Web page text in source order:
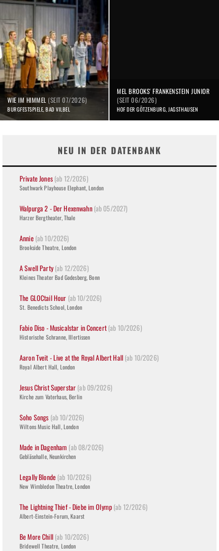
WIE IM HIMMEL (SEIT 07/2026)
BURGFESTSPIELE, BAD VILBEL
MEL BROOKS' FRANKENSTEIN JUNIOR
(SEIT 06/2026)
HOF DER GÖTZENBURG, JAGSTHAUSEN
NEU IN DER DATENBANK
Private Jones(ab 12/2026)
Southwark Playhouse Elephant, London
Walpurga 2 - Der Hexenwahn(ab 05/2027)
Harzer Bergtheater, Thale
Annie(ab 10/2026)
Brookside Theatre, London
A Swell Party(ab 12/2026)
Kleines Theater Bad Godesberg, Bonn
The GLOCtail Hour (ab 10/2026)
St. Benedicts School, London
Fabio Diso - Musicalstar in Concert(ab 10/2026)
Historische Schranne, Illertissen
Aaron Tveit - Live at the Royal Albert Hall(ab 10/2026)
Royal Albert Hall, London
Jesus Christ Superstar(ab 09/2026)
Kirche zum Vaterhaus, Berlin
Soho Songs (ab 10/2026)
Wiltons Music Hall, London
Made in Dagenham (ab 08/2026)
Gebläsehalle, Neunkirchen
Legally Blonde(ab 10/2026)
New Wimbledon Theatre, London
The Lightning Thief - Diebe im Olymp(ab 12/2026)
Albert-Einstein-Forum, Kaarst
Be More Chill(ab 10/2026)
Bridewell Theatre, London